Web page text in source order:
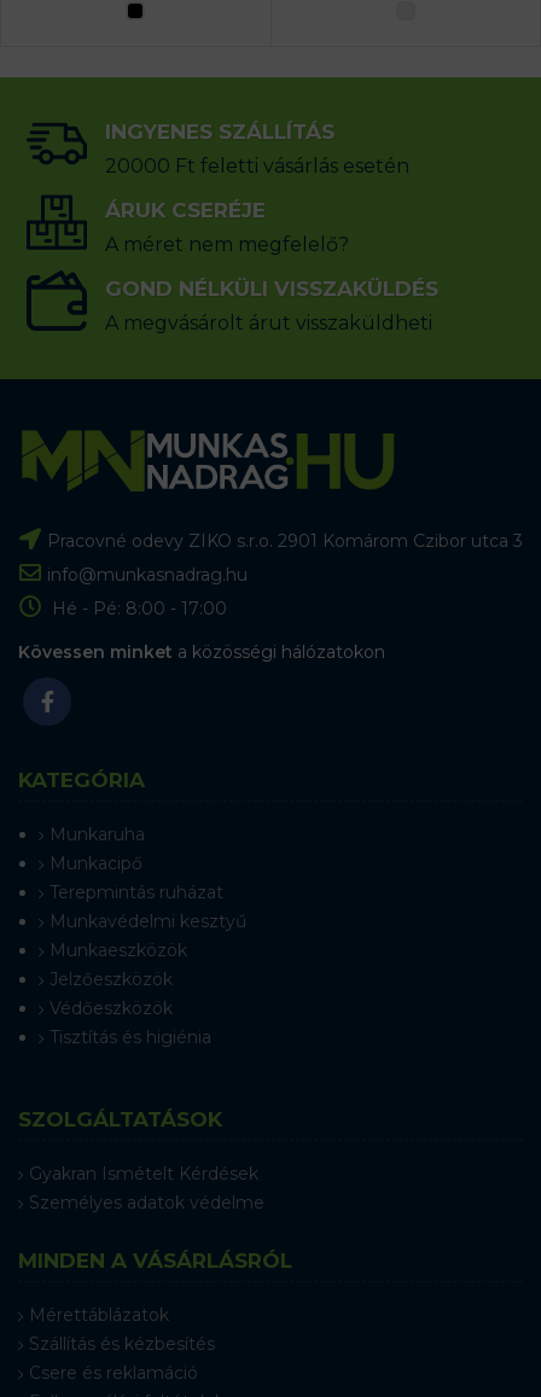
INGYENES SZÁLLÍTÁS
20000 Ft feletti vásárlás esetén
ÁRUK CSERÉJE
A méret nem megfelelő?
GOND NÉLKÜLI VISSZAKÜLDÉS
A megvásárolt árut visszaküldheti
Pracovné odevy ZIKO s.r.o. 2901 Komárom Czibor utca 3
info@munkasnadrag.hu
Hé - Pé: 8:00 - 17:00
Kövessen minket a közösségi hálózatokon
KATEGÓRIA
Munkaruha
Munkacipő
Terepmintás ruházat
Munkavédelmi kesztyű
Munkaeszközök
Jelzőeszközök
Védőeszközök
Tisztítás és higiénia
SZOLGÁLTATÁSOK
Gyakran Ismételt Kérdések
Személyes adatok védelme
MINDEN A VÁSÁRLÁSRÓL
Mérettáblázatok
Szállítás és kézbesítés
Csere és reklamáció